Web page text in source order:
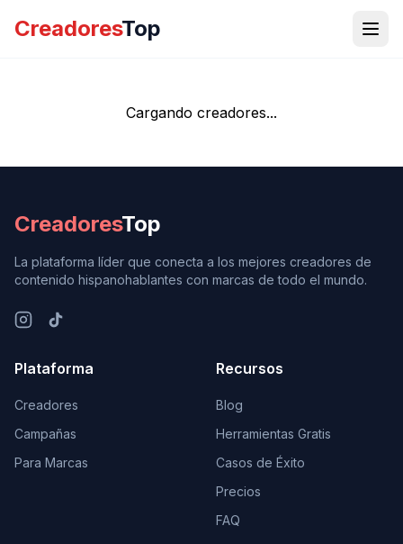
CreadoresTop
Cargando creadores...
CreadoresTop
La plataforma líder que conecta a los mejores creadores de
contenido hispanohablantes con marcas de todo el mundo.
Plataforma
Creadores
Campañas
Para Marcas
Recursos
Blog
Herramientas Gratis
Casos de Éxito
Precios
FAQ